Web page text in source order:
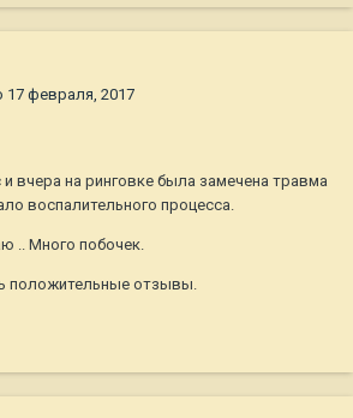
17 февраля, 2017
вчера на ринговке была замечена травма
воспалительного процесса.
.. Много побочек.
положительные отзывы.